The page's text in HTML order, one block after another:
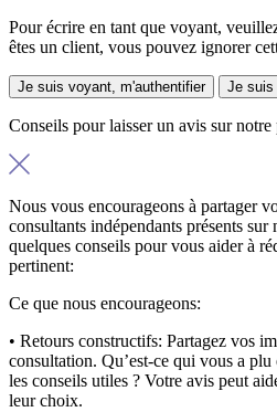
Pour écrire en tant que voyant,
êtes un client, vous pouvez ignorer
Je suis voyant, m'authentifier Je suis
Conseils pour laisser un avis sur notre
Nous vous encourageons à partager
consultants indépendants présents
quelques conseils pour vous aider à
pertinent:
Ce que nous encourageons:
• Retours constructifs: Partagez vos
consultation. Qu’est-ce qui vous a
les conseils utiles ? Votre avis peut
leur choix.